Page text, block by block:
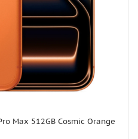
Max 512GB Cosmic Orange